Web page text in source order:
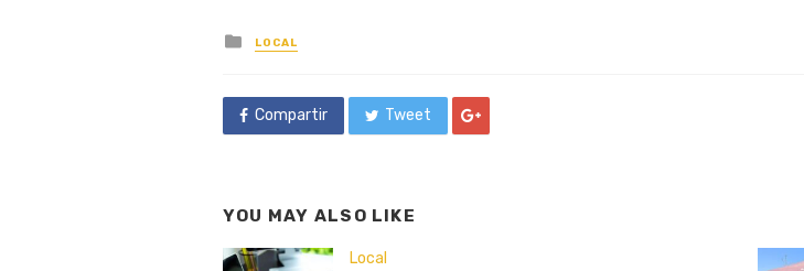
Posted
in
LOCAL
Compartir Tweet
YOU MAY ALSO LIKE
Local